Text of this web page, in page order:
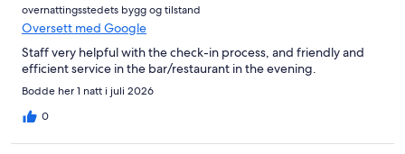
overnattingsstedets bygg og tilstand
Oversett med Google
Staff very helpful with the check-in process, and friendly and
efficient service in the bar/restaurant in the evening.
Bodde her 1 natt i juli 2026
0